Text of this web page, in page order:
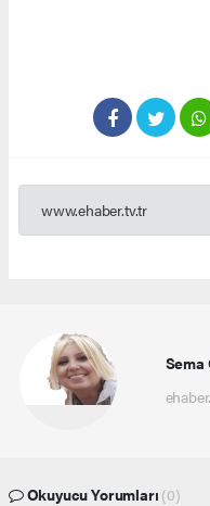
www.ehaber.tv.tr
Sema
Okuyucu Yorumları (0)